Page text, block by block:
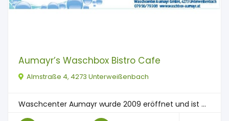
Aumayr’s Waschbox Bistro Cafe
Almstraße 4, 4273 Unterweißenbach
Waschcenter Aumayr wurde 2009 eröffnet und ist ...